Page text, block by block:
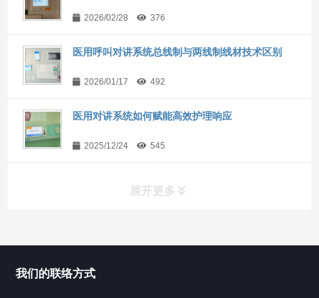
2026/02/28 376
医用呼叫对讲系统总线制与两线制线材技术区别
2026/01/17 492
医用对讲系统如何赋能高效护理响应
2025/12/24 545
展开更多
我们的联络方式